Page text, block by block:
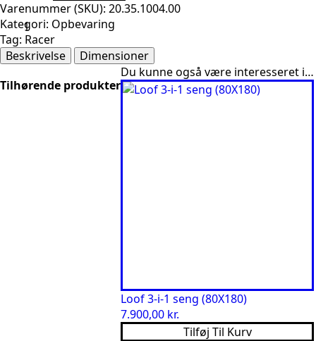
Varenummer (SKU): 20.35.1004.00
Kategori: Opbevaring
Tag: Racer
Beskrivelse
Dimensioner
Tilhørende produkter
Du kunne også være interesseret i…
Loof 3-i-1 seng (80X180)
7.900,00 kr.
Tilføj Til Kurv